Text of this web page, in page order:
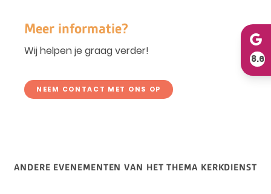
Meer informatie?
Wij helpen je graag verder!
NEEM CONTACT MET ONS OP
ANDERE EVENEMENTEN VAN HET THEMA KERKDIENST
8.6